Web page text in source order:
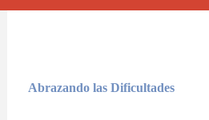
Abrazando las Dificultades